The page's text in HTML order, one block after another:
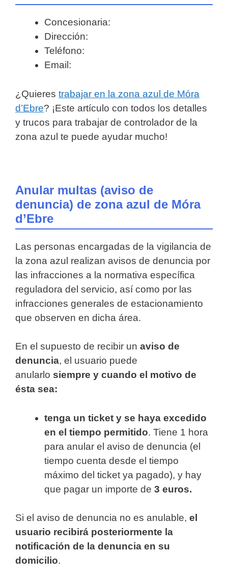
Concesionaria:
Dirección:
Teléfono:
Email:
¿Quieres trabajar en la zona azul de Móra
d’Ebre? ¡Este artículo con todos los detalles
y trucos para trabajar de controlador de la
zona azul te puede ayudar mucho!
Anular multas (aviso de
denuncia) de zona azul de Móra
d’Ebre
Las personas encargadas de la vigilancia de
la zona azul realizan avisos de denuncia por
las infracciones a la normativa específica
reguladora del servicio, así como por las
infracciones generales de estacionamiento
que observen en dicha área.
En el supuesto de recibir un aviso de
denuncia, el usuario puede
anularlo siempre y cuando el motivo de
ésta sea:
tenga un ticket y se haya excedido
en el tiempo permitido. Tiene 1 hora
para anular el aviso de denuncia (el
tiempo cuenta desde el tiempo
máximo del ticket ya pagado), y hay
que pagar un importe de 3 euros.
Si el aviso de denuncia no es anulable, el
usuario recibirá posteriormente la
notificación de la denuncia en su
domicilio.